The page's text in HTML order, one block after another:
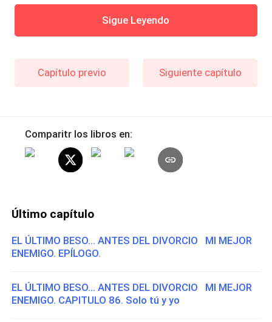
Sigue Leyendo
Capítulo previo Siguiente capítulo
Comparitr los libros en:
Último capítulo
EL ÚLTIMO BESO... ANTES DEL DIVORCIO MI MEJOR
ENEMIGO. EPÍLOGO.
EL ÚLTIMO BESO... ANTES DEL DIVORCIO MI MEJOR
ENEMIGO. CAPITULO 86. Solo tú y yo